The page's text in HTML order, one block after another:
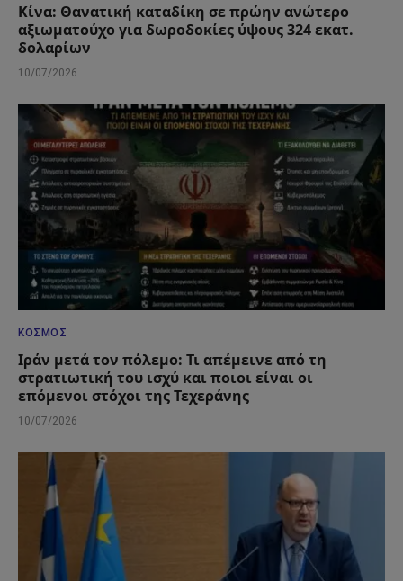
Κίνα: Θανατική καταδίκη σε πρώην ανώτερο
αξιωματούχο για δωροδοκίες ύψους 324 εκατ.
δολαρίων
10/07/2026
ΚΌΣΜΟΣ
Ιράν μετά τον πόλεμο: Τι απέμεινε από τη
στρατιωτική του ισχύ και ποιοι είναι οι
επόμενοι στόχοι της Τεχεράνης
10/07/2026